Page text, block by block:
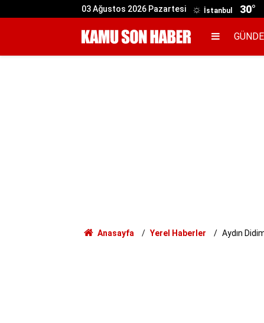
03 Ağustos 2026 Pazartesi İstanbul 30°
Anasayfa Yerel Haberler Aydın